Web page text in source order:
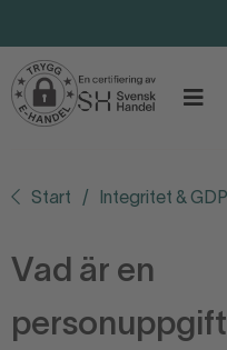
Start Integritet &
Vad är en